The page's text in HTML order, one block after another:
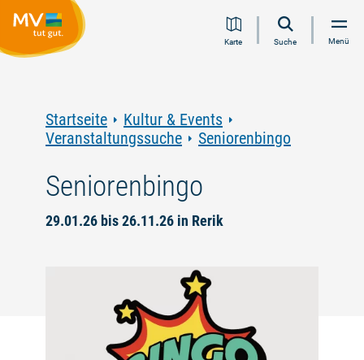
Inhalt
Navigation
Volltextsuche
FooterKarte Suche Menü
Startseite
Kultur & Events
Veranstaltungssuche
Seniorenbingo
Seniorenbingo
29.01.26 bis 26.11.26 in Rerik